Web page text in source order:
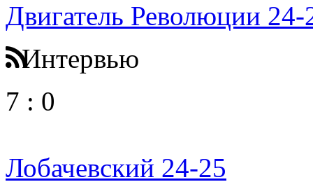
Двигатель Революции 24-
Интервью
7 : 0
Лобачевский 24-25